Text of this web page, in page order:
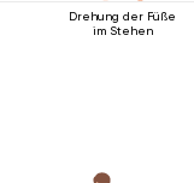
Drehung der Füße
im Stehen